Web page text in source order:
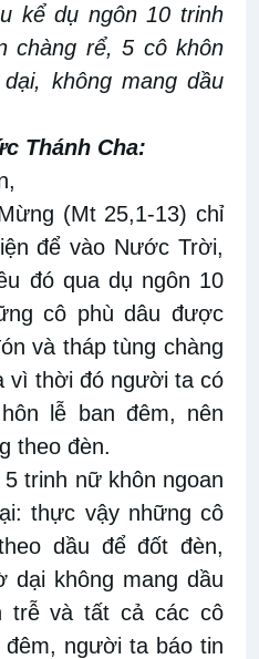
kể dụ ngôn 10 trinh
chàng rể, 5 cô khôn
không mang dầu
Thánh Cha:
(Mt 25,1-13) chỉ
để vào Nước Trời,
đó qua dụ ngôn 10
cô phù dâu được
và tháp tùng chàng
vì thời đó người ta có
lễ ban đêm, nên
theo đèn.
trinh nữ khôn ngoan
thực vậy những cô
dầu để đốt đèn,
dại không mang dầu
trễ và tất cả các cô
người ta báo tin